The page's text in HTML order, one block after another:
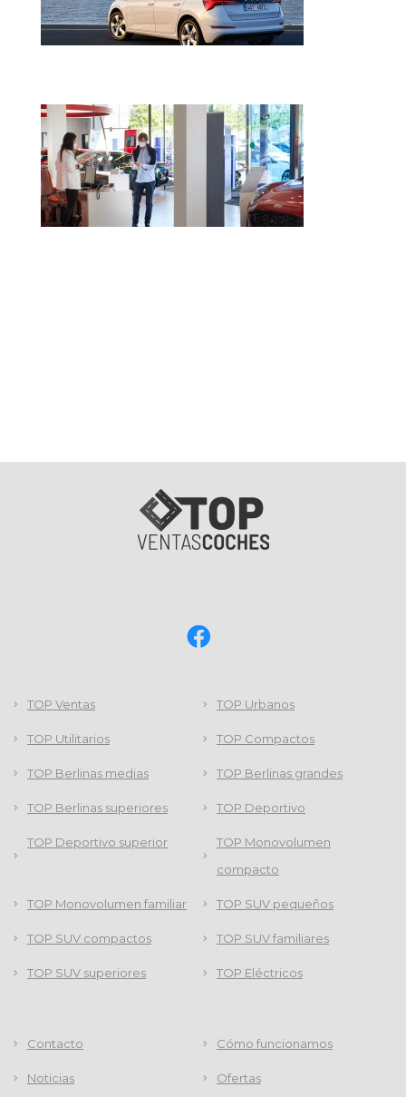
TOP Ventas TOP Urbanos
TOP Utilitarios TOP Compactos
TOP Berlinas medias TOP Berlinas grandes
TOP Berlinas superiores TOP Deportivo
TOP Deportivo superior
TOP Monovolumen
compacto
TOP Monovolumen familiar TOP SUV pequeños
TOP SUV compactos TOP SUV familiares
TOP SUV superiores TOP Eléctricos
Contacto Cómo funcionamos
Noticias Ofertas